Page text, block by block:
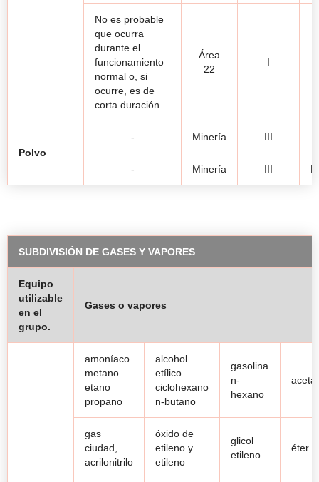
No es probable
que ocurra
durante el
funcionamiento
normal o, si
ocurre, es de
corta duración.
Área
22
I
Polvo
- Minería III
- Minería III
SUBDIVISIÓN DE GASES Y VAPORES
Equipo
utilizable
en el
grupo.
Gases o vapores
amoníaco
metano
etano
propano
alcohol
etílico
ciclohexano
n-butano
gasolina
n-
hexano
gas
ciudad,
acrilonitrilo
óxido de
etileno y
etileno
glicol
etileno
éter